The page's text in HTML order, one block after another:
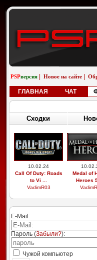
PSPверсия Новое на сайте
ГЛАВНАЯ ЧАТ
Сходки
10.02.24
Call Of Duty: Roads
to Vi ...
VadimR03
Medal of
Heroes
E-Mail:
Пароль (Забыли?):
Чужой компьютер